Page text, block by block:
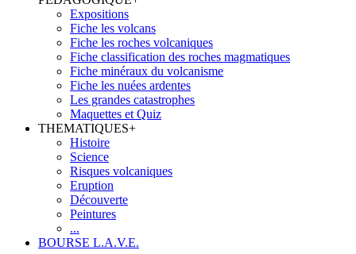
Expositions
Fiche les volcans
Fiche les roches volcaniques
Fiche classification des roches magmatiques
Fiche minéraux du volcanisme
Fiche les nuées ardentes
Les grandes catastrophes
Maquettes et Quiz
THEMATIQUES+
Histoire
Science
Risques volcaniques
Eruption
Découverte
Peintures
...
BOURSE L.A.V.E.